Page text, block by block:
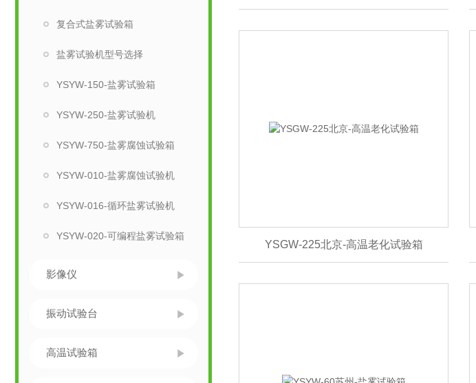
复合式盐雾试验箱
盐雾试验机型号选择
YSYW-150-盐雾试验箱
YSYW-250-盐雾试验机
YSYW-750-盐雾腐蚀试验箱
YSYW-010-盐雾腐蚀试验机
YSYW-016-循环盐雾试验机
YSYW-020-可编程盐雾试验箱
影像仪
振动试验台
高温试验箱
YSGW-225北京-高温老化试验箱